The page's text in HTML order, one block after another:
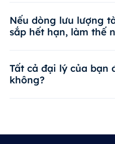
Nếu dòng lưu lượng
sắp hết hạn, làm thế
Tất cả đại lý của bạn
không?